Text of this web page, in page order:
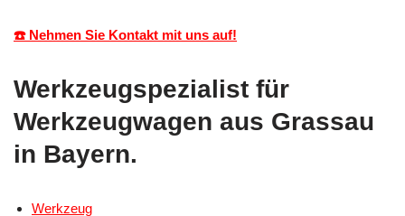
☎️ Nehmen Sie Kontakt mit uns auf!
Werkzeugspezialist für
Werkzeugwagen aus Grassau
in Bayern.
Werkzeug